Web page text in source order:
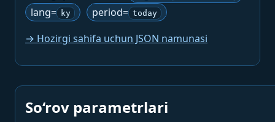
lang= ky period= today
→ Hozirgi sahifa uchun JSON namunasi
So‘rov parametrlari